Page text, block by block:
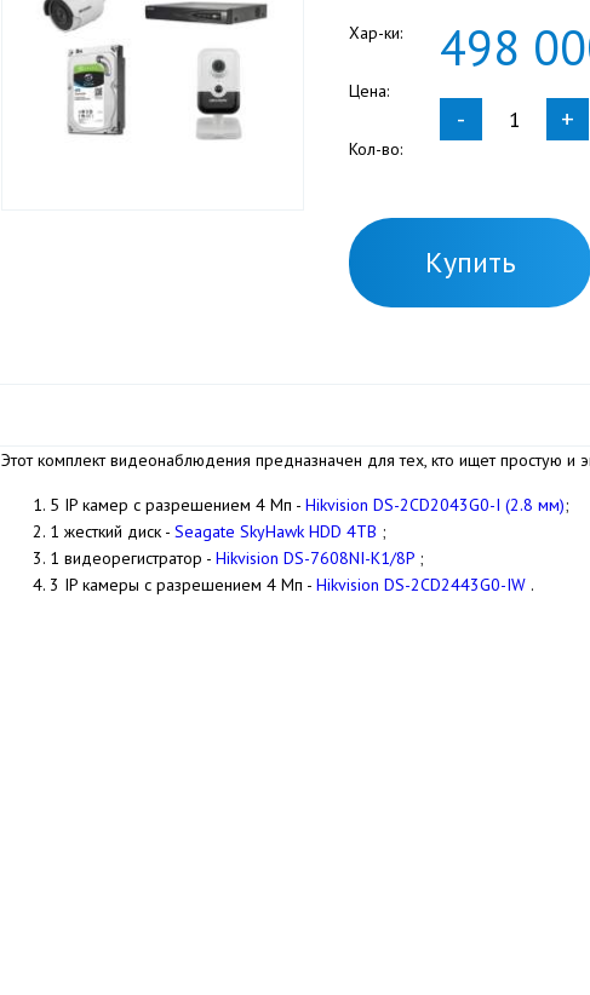
Хар-ки:
Цена:
498
Кол-во:
- +
Купить
Этот комплект видеонаблюдения предназначен для тех, кто ищет простую и
5 IP камер с разрешением 4 Мп - Hikvision DS-2CD2043G0-I (2.8 мм);
1 жесткий диск - Seagate SkyHawk HDD 4TB ;
1 видеорегистратор - Hikvision DS-7608NI-K1/8P ;
3 IP камеры с разрешением 4 Мп - Hikvision DS-2CD2443G0-IW .